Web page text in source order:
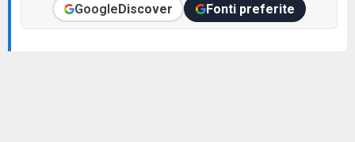
GoogleDiscover Fonti preferite